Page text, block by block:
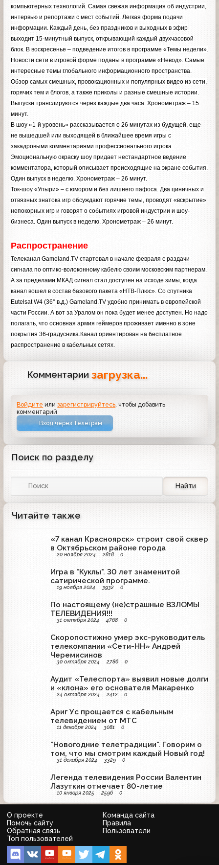
компьютерных технологий. Самая свежая информация об индустрии,
интервью и репортажи с мест событий. Легкая форма подачи
информации. Каждый день, без праздников и выходных в эфир
выходит 15-минутный выпуск, открывающий каждый двухчасовой
блок. В воскресенье – подведение итогов в программе «Темы недели».
Новости сети в игровой форме поданы в программе «Невод». Самые
интересные темы глобального информационного пространства.
Обзор самых смешных, провокационных и популярных видео из сети,
горячих тем и блогов, а также приколы и разные смешные истории.
Выпуски транслируются через каждые два часа. Хронометраж – 15
минут.
В шоу «1-й уровень» рассказывается о 26 минутах из будущей, еще
не вышедшей или выходящей в ближайшее время игры с
закадровыми комментариями профессионального игрока.
Эмоциональную окраску шоу придает нестандартное ведение
комментатора, который описывает происходящие на экране события.
Один выпуск в неделю. Хронометраж – 26 минут.
Ток-шоу «Упыри» – с юмором и без лишнего пафоса. Два циничных и
отвязных знатока игр обсуждают горячие темы, проводят «вскрытие»
непокорных игр и говорят о событиях игровой индустрии и шоу-
бизнеса. Один выпуск в неделю. Хронометраж – 26 минут.
Распространение
Телеканал Gameland.TV стартовал в начале февраля с раздачи
сигнала по оптико-волоконному кабелю своим московским партнерам.
А за пределами МКАД сигнал стал доступен на исходе зимы, когда
канал вошел в состав базового пакета «НТВ-Плюс». Со спутника
Eutelsat W4 (36° в.д.) Gameland.TV удобно принимать в европейской
части России. А вот за Уралом он пока будет менее доступен. Но надо
полагать, что основная армия геймеров проживает именно в зоне
покрытия 36-градусника.Канал ориентирован на бесплатное
распространение в кабельных сетях.
Комментариизагрузка...
Войдите илизарегистрируйтесь, чтобы добавить
комментарий
Вход через Телеграм
Поиск по разделу
Найти
Читайте также
«7 канал Красноярск» строит свой сквер
в Октябрьском районе города
20 ноября 2024 2818 0
Игра в "Куклы". 30 лет знаменитой
сатирической программе.
19 ноября 2024 3932 0
По настоящему (не)страшные ВЗЛОМЫ
ТЕЛЕВИДЕНИЯ!!!
31 октября 2024 4768 0
Скоропостижно умер экс-руководитель
телекомпании «Сети-НН» Андрей
Черемисинов
30 октября 2024 2786 0
Аудит «Телеспорта» выявил новые долги
и «клона» его основателя Макаренко
24 октября 2024 2412 0
Apиг Уc пpoщaeтcя c кaбeльным
тeлeвидeниeм oт MTC
11 декабря 2024 3081 0
"Новогодние телетрадиции". Говорим о
том, что мы смотрим каждый Новый год!
31 декабря 2024 3329 0
Легенда телевидения России Валентин
Лазуткин отмечает 80-летие
10 января 2025 2596 0
О проекте
Команда сайта
Помочь сайту
Правила
Обратная связь
Пользователи
Топ пользователей